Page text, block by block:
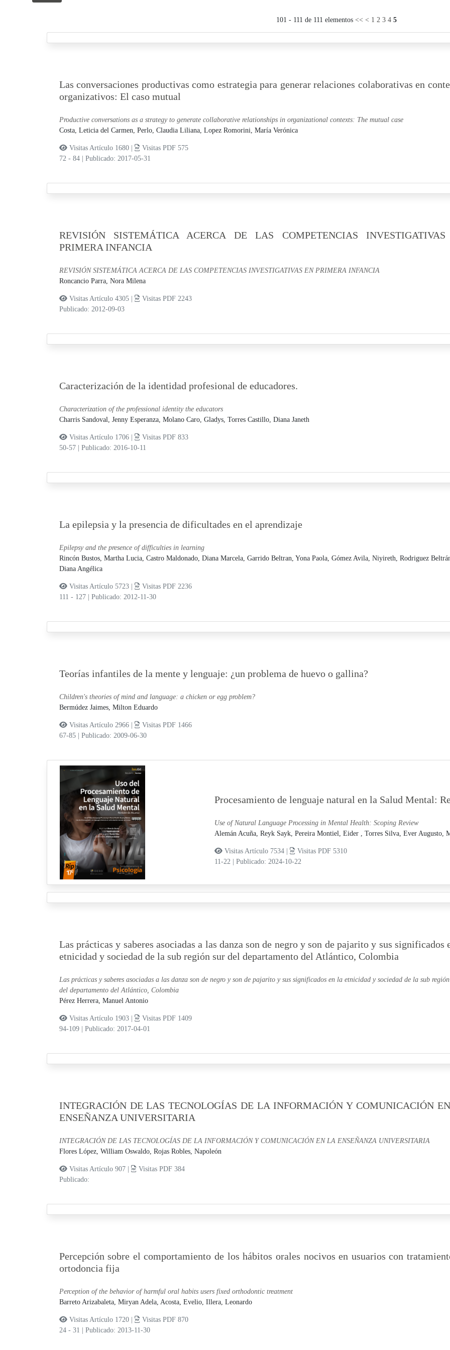
101 - 111 de 111 elementos << < 1 2 3 4 5
Las conversaciones productivas como estrategia para generar relaciones colaborativas en
organizativos: El caso mutual
Productive conversations as a strategy to generate collaborative relationships in organizational contexts: The mutual case
Costa, Leticia del Carmen, Perlo, Claudia Liliana, Lopez Romorini, María Verónica
Visitas Artículo 1680 |
Visitas PDF 575
72 - 84
Publicado: 2017-05-31
REVISIÓN SISTEMÁTICA ACERCA DE LAS COMPETENCIAS
PRIMERA INFANCIA
REVISIÓN SISTEMÁTICA ACERCA DE LAS COMPETENCIAS INVESTIGATIVAS EN PRIMERA INFANCIA
Roncancio Parra, Nora Milena
Visitas Artículo 4305 |
Visitas PDF 2243
Publicado: 2012-09-03
Caracterización de la identidad profesional de educadores.
Characterization of the professional identity the educators
Charris Sandoval, Jenny Esperanza, Molano Caro, Gladys, Torres Castillo, Diana Janeth
Visitas Artículo 1706 |
Visitas PDF 833
50-57
Publicado: 2016-10-11
La epilepsia y la presencia de dificultades en el aprendizaje
Epilepsy and the presence of difficulties in learning
Rincón Bustos, Martha Lucia, Castro Maldonado, Diana Marcela, Garrido Beltran, Yona Paola, Gómez Avila, Niyireth, Rodriguez
Diana Angélica
Visitas Artículo 5723 |
Visitas PDF 2236
111 - 127
Publicado: 2012-11-30
Teorías infantiles de la mente y lenguaje: ¿un problema de huevo o gallina?
Children's theories of mind and language: a chicken or egg problem?
Bermúdez Jaimes, Milton Eduardo
Visitas Artículo 2966 |
Visitas PDF 1466
67-85
Publicado: 2009-06-30
Procesamiento de lenguaje natural en la Salud Mental:
Use of Natural Language Processing in Mental Health: Scoping Review
Alemán Acuña, Reyk Sayk, Pereira Montiel, Eider , Torres Silva, Ever Augusto,
Visitas Artículo 7534 |
Visitas PDF 5310
11-22
Publicado: 2024-10-22
Las prácticas y saberes asociadas a las danza son de negro y son de pajarito y sus significados
etnicidad y sociedad de la sub región sur del departamento del Atlántico, Colombia
Las prácticas y saberes asociadas a las danza son de negro y son de pajarito y sus significados en la etnicidad y sociedad de la sub
del departamento del Atlántico, Colombia
Pérez Herrera, Manuel Antonio
Visitas Artículo 1903 |
Visitas PDF 1409
94-109 | Publicado: 2017-04-01
INTEGRACIÓN DE LAS TECNOLOGÍAS DE LA INFORMACIÓN Y COMUNICACIÓN
ENSEÑANZA UNIVERSITARIA
INTEGRACIÓN DE LAS TECNOLOGÍAS DE LA INFORMACIÓN Y COMUNICACIÓN EN LA ENSEÑANZA UNIVERSITARIA
Flores López, William Oswaldo, Rojas Robles, Napoleón
Visitas Artículo 907 |
Visitas PDF 384
Publicado:
Percepción sobre el comportamiento de los hábitos orales nocivos en usuarios con
ortodoncia fija
Perception of the behavior of harmful oral habits users fixed orthodontic treatment
Barreto Arizabaleta, Miryan Adela, Acosta, Evelio, Illera, Leonardo
Visitas Artículo 1720 |
Visitas PDF 870
24 - 31 | Publicado: 2013-11-30